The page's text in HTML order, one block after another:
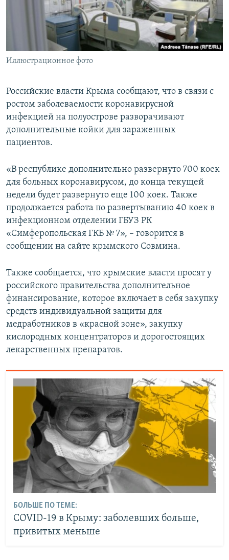
ПОБЕДИТЕЛЕЙ НЕ СУДЯТ?
КРЫМ.НЕПОКОРЕННЫЙ
УКРАИНСКАЯ ПРОБЛЕМА КРЫМА
ПРИСОЕДИНЯЙТЕСЬ!
Иллюстрационное фото
Российские власти Крыма сообщают, что в связи с
ростом заболеваемости коронавирусной
инфекцией на полуострове разворачивают
дополнительные койки для зараженных
пациентов.
«В республике дополнительно развернуто 700 коек
для больных коронавирусом, до конца текущей
недели будет развернуто еще 100 коек. Также
продолжается работа по развертыванию 40 коек в
инфекционном отделении ГБУЗ РК
«Симферопольская ГКБ № 7», – говорится в
сообщении на сайте крымского Совмина.
Также сообщается, что крымские власти просят у
российского правительства дополнительное
финансирование, которое включает в себя закупку
средств индивидуальной защиты для
медработников в «красной зоне», закупку
кислородных концентраторов и дорогостоящих
лекарственных препаратов.
БОЛЬШЕ ПО ТЕМЕ:
COVID-19 в Крыму: заболевших больше,
привитых меньше